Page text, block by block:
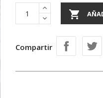

Compartir